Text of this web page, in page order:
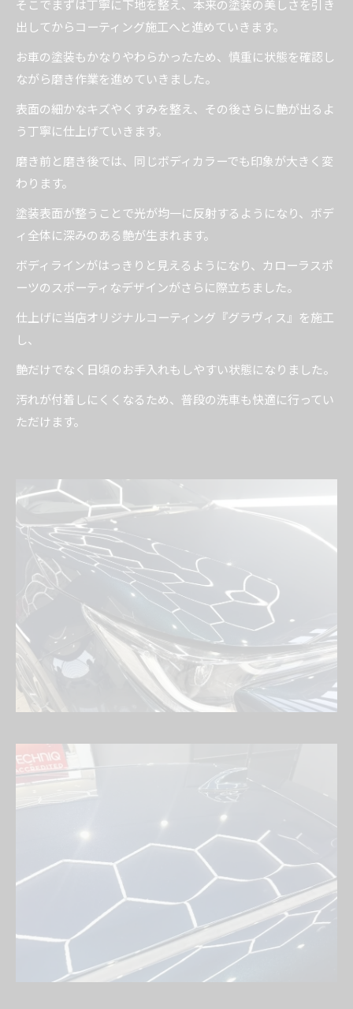
そこでまずは丁寧に下地を整え、本来の塗装の美しさを引き
出してからコーティング施工へと進めていきます。
お車の塗装もかなりやわらかったため、慎重に状態を確認し
ながら磨き作業を進めていきました。
表面の細かなキズやくすみを整え、その後さらに艶が出るよ
う丁寧に仕上げていきます。
磨き前と磨き後では、同じボディカラーでも印象が大きく変
わります。
塗装表面が整うことで光が均一に反射するようになり、ボデ
ィ全体に深みのある艶が生まれます。
ボディラインがはっきりと見えるようになり、カローラスポ
ーツのスポーティなデザインがさらに際立ちました。
仕上げに当店オリジナルコーティング『グラヴィス』を施工
し、
艶だけでなく日頃のお手入れもしやすい状態になりました。
汚れが付着しにくくなるため、普段の洗車も快適に行ってい
ただけます。